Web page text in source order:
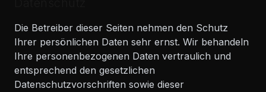
Die Betreiber dieser Seiten nehmen den Schutz
Ihrer persönlichen Daten sehr ernst. Wir behandeln
Ihre personenbezogenen Daten vertraulich und
entsprechend den gesetzlichen
Datenschutzvorschriften sowie dieser